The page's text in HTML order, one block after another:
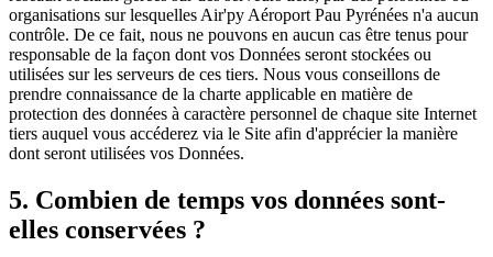
organisations sur lesquelles Air'py Aéroport Pau Pyrénées n'a aucun
contrôle. De ce fait, nous ne pouvons en aucun cas être tenus pour
responsable de la façon dont vos Données seront stockées ou
utilisées sur les serveurs de ces tiers. Nous vous conseillons de
prendre connaissance de la charte applicable en matière de
protection des données à caractère personnel de chaque site Internet
tiers auquel vous accéderez via le Site afin d'apprécier la manière
dont seront utilisées vos Données.
5. Combien de temps vos données sont-
elles conservées ?